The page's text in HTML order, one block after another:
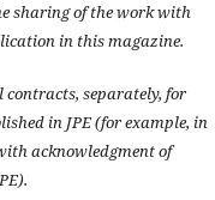
sharing of the work with
in this magazine.
separately, for
in JPE (for example, in
acknowledgment of